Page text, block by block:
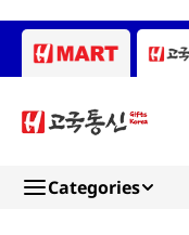
Categories